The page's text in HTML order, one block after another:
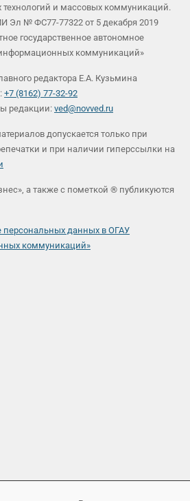
и массовых коммуникаций.
Эл № ФС77-77322 от 5 декабря 2019
государственное автономное
коммуникаций»
редактора Е.А. Кузьмина
+7 (8162) 77-32-92
редакции: ved@novved.ru
допускается только при
и при наличии гиперссылки на
а также с пометкой ® публикуются
персональных данных в ОГАУ
коммуникаций»